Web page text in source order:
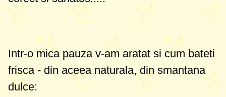
Intr-o mica pauza v-am aratat si cum bateti
frisca - din aceea naturala, din smantana
dulce: